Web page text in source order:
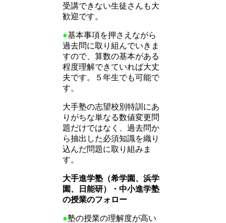
受講できない生徒さんも大
歓迎です。
●基本事項を押さえながら
過去問に取り組んでいきま
すので、算数の基本がある
程度理解できていれば大丈
夫です。５年生でも可能で
す。
大手塾の志望校別特訓にあ
りがちな単なる数値変更問
題だけではなく、過去問か
ら抽出した必須知識を織り
込んだ問題に取り組みま
す。
大手進学塾（希学園、浜学
園、日能研）・中小進学塾
の授業のフォロー
●塾の授業の理解度が高い